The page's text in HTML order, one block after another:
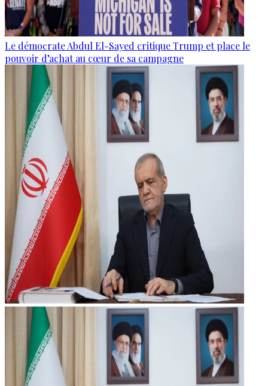
Le démocrate Abdul El-Sayed critique Trump et place le
pouvoir d’achat au cœur de sa campagne